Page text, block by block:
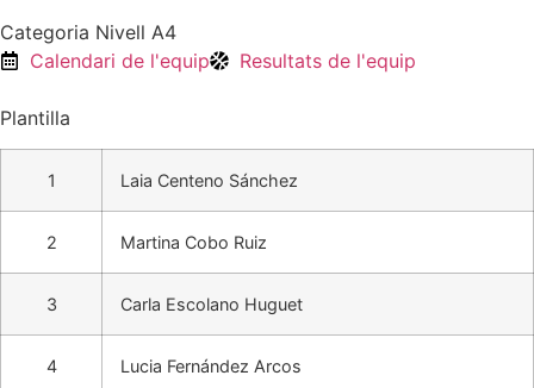
Categoria Nivell A4
Calendari de l'equip
Resultats de l'equip
Plantilla
1 Laia Centeno Sánchez
2 Martina Cobo Ruiz
3 Carla Escolano Huguet
4 Lucia Fernández Arcos